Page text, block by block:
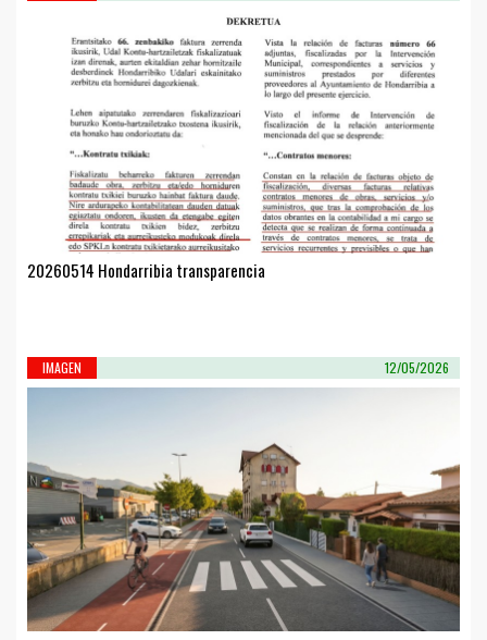
20260514 Hondarribia transparencia
IMAGEN 12/05/2026